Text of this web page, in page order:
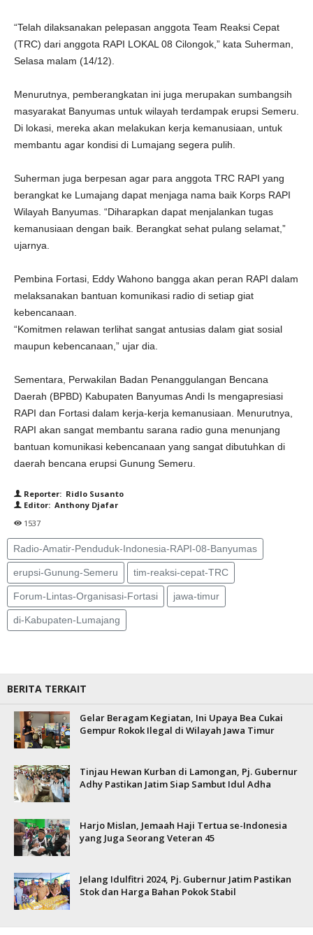
“Telah dilaksanakan pelepasan anggota Team Reaksi Cepat
(TRC) dari anggota RAPI LOKAL 08 Cilongok,” kata Suherman,
Selasa malam (14/12).
Menurutnya, pemberangkatan ini juga merupakan sumbangsih
masyarakat Banyumas untuk wilayah terdampak erupsi Semeru.
Di lokasi, mereka akan melakukan kerja kemanusiaan, untuk
membantu agar kondisi di Lumajang segera pulih.
Suherman juga berpesan agar para anggota TRC RAPI yang
berangkat ke Lumajang dapat menjaga nama baik Korps RAPI
Wilayah Banyumas. “Diharapkan dapat menjalankan tugas
kemanusiaan dengan baik. Berangkat sehat pulang selamat,”
ujarnya.
Pembina Fortasi, Eddy Wahono bangga akan peran RAPI dalam
melaksanakan bantuan komunikasi radio di setiap giat
kebencanaan.
“Komitmen relawan terlihat sangat antusias dalam giat sosial
maupun kebencanaan,” ujar dia.
Sementara, Perwakilan Badan Penanggulangan Bencana
Daerah (BPBD) Kabupaten Banyumas Andi Is mengapresiasi
RAPI dan Fortasi dalam kerja-kerja kemanusiaan. Menurutnya,
RAPI akan sangat membantu sarana radio guna menunjang
bantuan komunikasi kebencanaan yang sangat dibutuhkan di
daerah bencana erupsi Gunung Semeru.
Reporter: Ridlo Susanto
Editor: Anthony Djafar
1537
Radio-Amatir-Penduduk-Indonesia-RAPI-08-Banyumas
erupsi-Gunung-Semeru tim-reaksi-cepat-TRC
Forum-Lintas-Organisasi-Fortasi jawa-timur
di-Kabupaten-Lumajang
BERITA TERKAIT
Gelar Beragam Kegiatan, Ini Upaya Bea Cukai
Gempur Rokok Ilegal di Wilayah Jawa Timur
Tinjau Hewan Kurban di Lamongan, Pj. Gubernur
Adhy Pastikan Jatim Siap Sambut Idul Adha
Harjo Mislan, Jemaah Haji Tertua se-Indonesia
yang Juga Seorang Veteran 45
Jelang Idulfitri 2024, Pj. Gubernur Jatim Pastikan
Stok dan Harga Bahan Pokok Stabil